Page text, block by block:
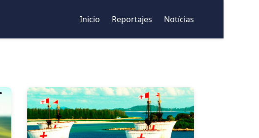
Inicio Reportajes Notícias